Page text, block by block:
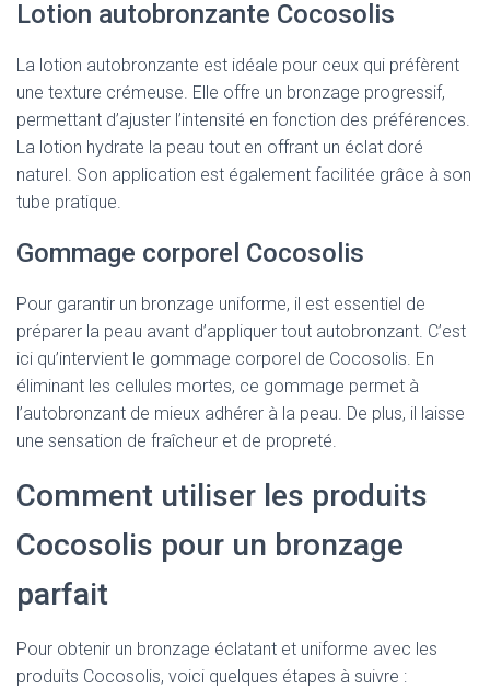
Lotion autobronzante Cocosolis
La lotion autobronzante est idéale pour ceux qui préfèrent
une texture crémeuse. Elle offre un bronzage progressif,
permettant d’ajuster l’intensité en fonction des préférences.
La lotion hydrate la peau tout en offrant un éclat doré
naturel. Son application est également facilitée grâce à son
tube pratique.
Gommage corporel Cocosolis
Pour garantir un bronzage uniforme, il est essentiel de
préparer la peau avant d’appliquer tout autobronzant. C’est
ici qu’intervient le gommage corporel de Cocosolis. En
éliminant les cellules mortes, ce gommage permet à
l’autobronzant de mieux adhérer à la peau. De plus, il laisse
une sensation de fraîcheur et de propreté.
Comment utiliser les produits
Cocosolis pour un bronzage
parfait
Pour obtenir un bronzage éclatant et uniforme avec les
produits Cocosolis, voici quelques étapes à suivre :